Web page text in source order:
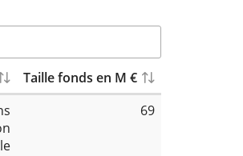
Taille fonds en M €
69